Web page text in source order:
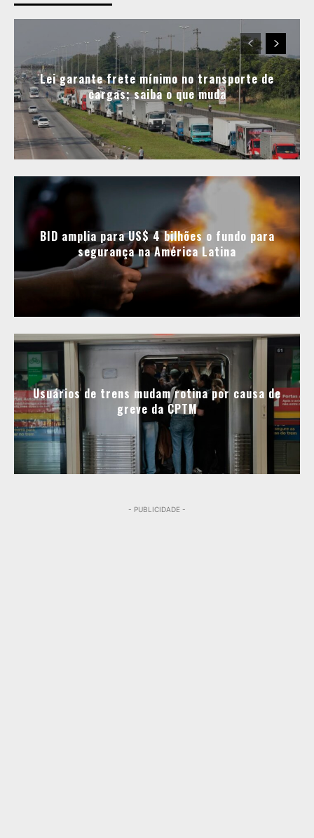
Lei garante frete mínimo no transporte de
cargas; saiba o que muda
BID amplia para US$ 4 bilhões o fundo para
segurança na América Latina
Usuários de trens mudam rotina por causa de
greve da CPTM
- PUBLICIDADE -